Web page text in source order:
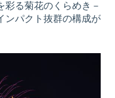
る菊花のくらめき－
ンパクト抜群の構成が